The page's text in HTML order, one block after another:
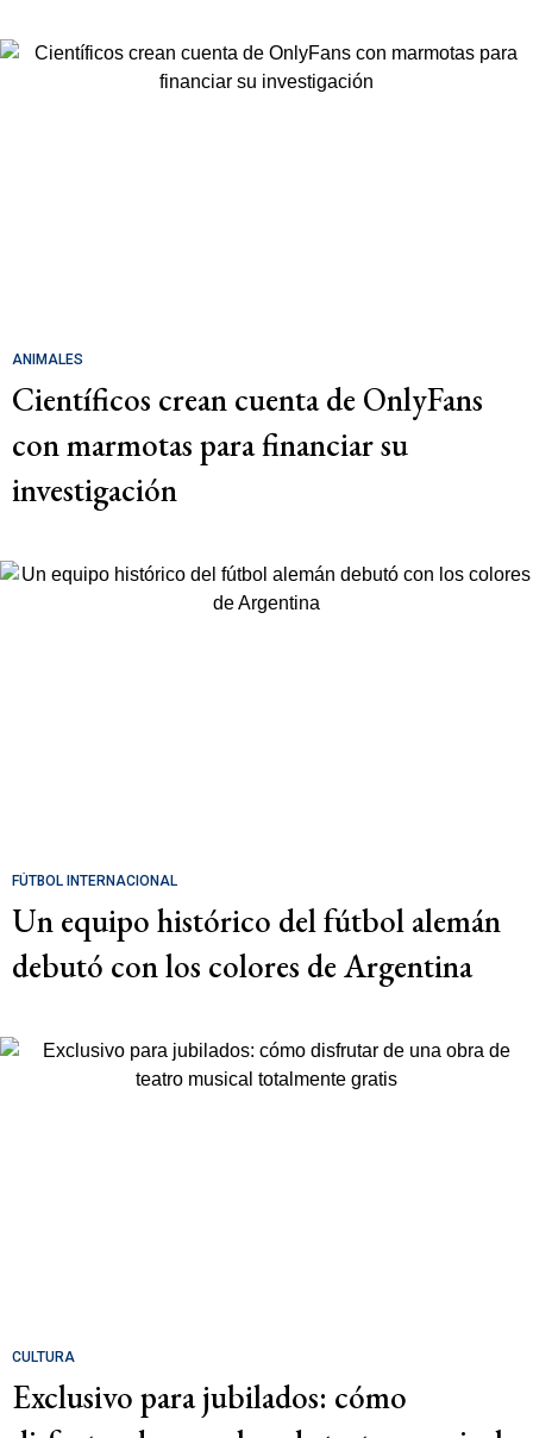
ANIMALES
Científicos crean cuenta de OnlyFans
con marmotas para financiar su
investigación
FÚTBOL INTERNACIONAL
Un equipo histórico del fútbol alemán
debutó con los colores de Argentina
CULTURA
Exclusivo para jubilados: cómo